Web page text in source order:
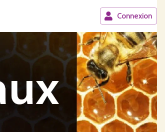
Connexion